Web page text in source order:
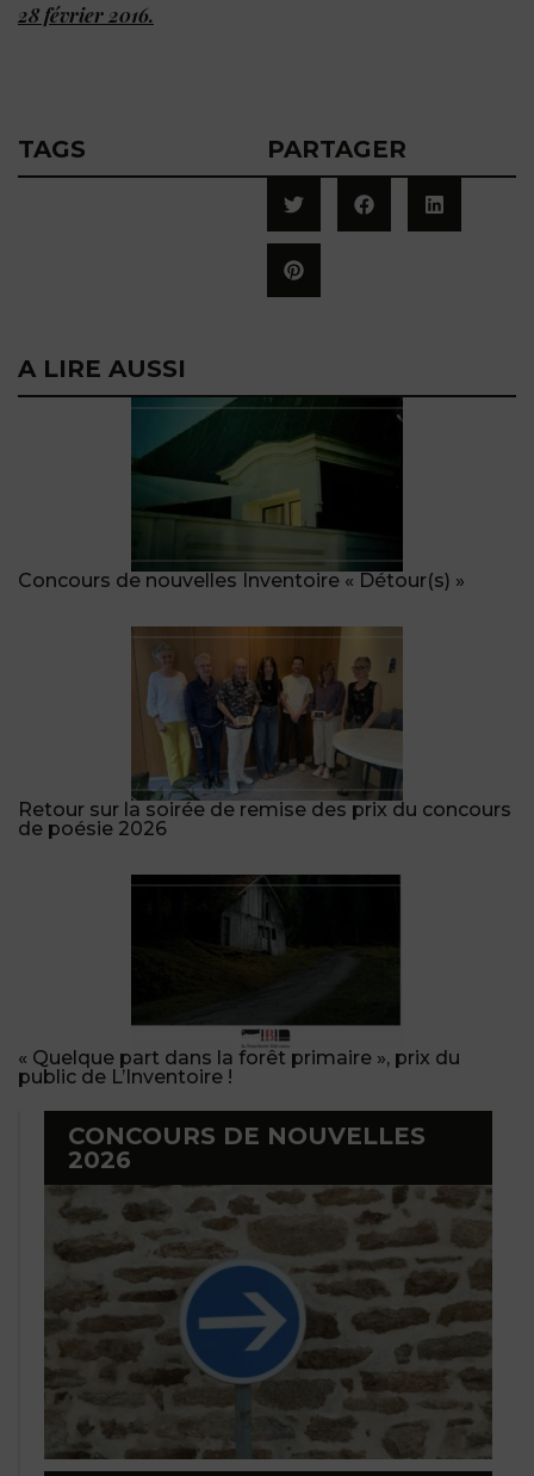
28 février 2016.
TAGS PARTAGER
A LIRE AUSSI
Concours de nouvelles Inventoire « Détour(s) »
Retour sur la soirée de remise des prix du concours
de poésie 2026
« Quelque part dans la forêt primaire », prix du
public de L’Inventoire !
CONCOURS DE NOUVELLES
2026